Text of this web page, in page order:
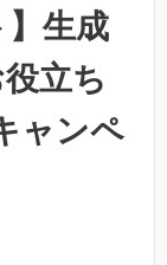
】生成
立ち
ャンペ